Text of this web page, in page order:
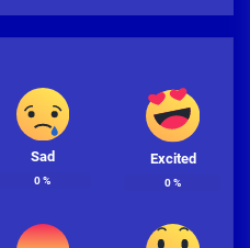
Sad
0%
Excited
0%